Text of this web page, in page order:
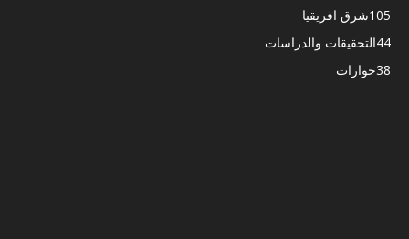
شرق افريقيا105
التحقيقات والدراسات44
حوارات38